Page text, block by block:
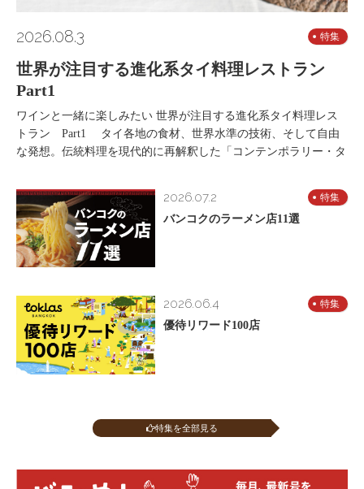
2026.08.3 特集
世界が注目する進化系タイ料理レストラン
Part1
ワインと一緒に楽しみたい 世界が注目する進化系タイ料理レス
トラン Part1 タイ各地の食材、世界水準の技術、そして自由
な発想。伝統料理を現代的に再解釈した「コンテンポラリー・タ
2026.07.2 特集
バンコクのラーメン店11選
2026.06.4 特集
優待リワード100店
特集を全部見る